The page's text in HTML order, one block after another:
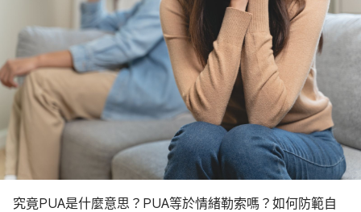
究竟PUA是什麼意思？PUA等於情緒勒索嗎？如何防範自